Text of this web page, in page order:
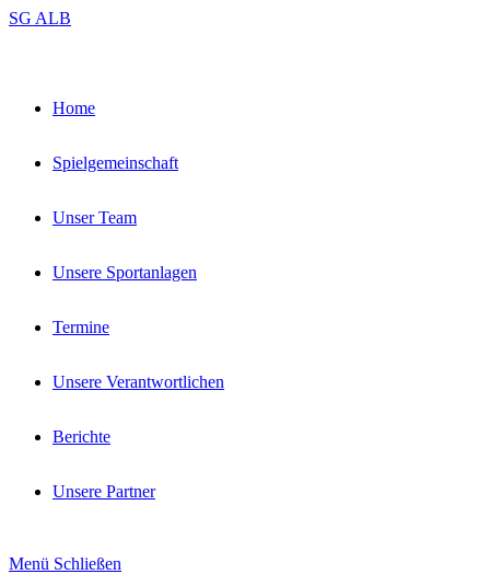
Zum
SG ALB
Home
Spielgemeinschaft
Unser Team
Unsere Sportanlagen
Termine
Unsere Verantwortlichen
Berichte
Unsere Partner
Menü Schließen